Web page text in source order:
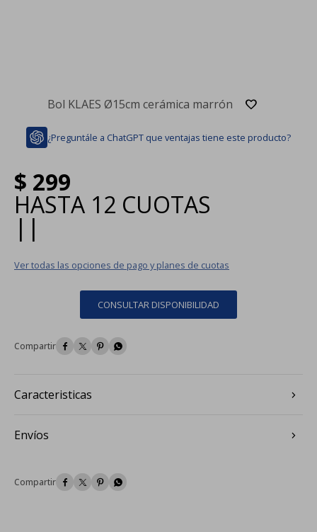
Bol KLAES Ø15cm cerámica marrón
¿Preguntále a ChatGPT que ventajas tiene este producto?
$ 299
HASTA 12 CUOTAS
| |
Ver todas las opciones de pago y planes de cuotas
CONSULTAR DISPONIBILIDAD
   
Caracteristicas
Envíos
   